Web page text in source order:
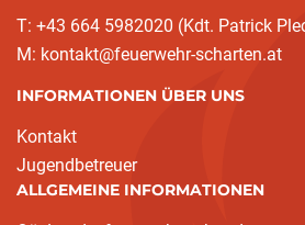
T: +43 664 5982020 (Kdt. Patrick
M: kontakt@feuerwehr-scharten.at
INFORMATIONEN ÜBER UNS
Kontakt
Jugendbetreuer
ALLGEMEINE INFORMATIONEN